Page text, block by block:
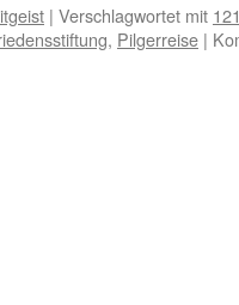
| Verschlagwortet mit
, Pilgerreise |